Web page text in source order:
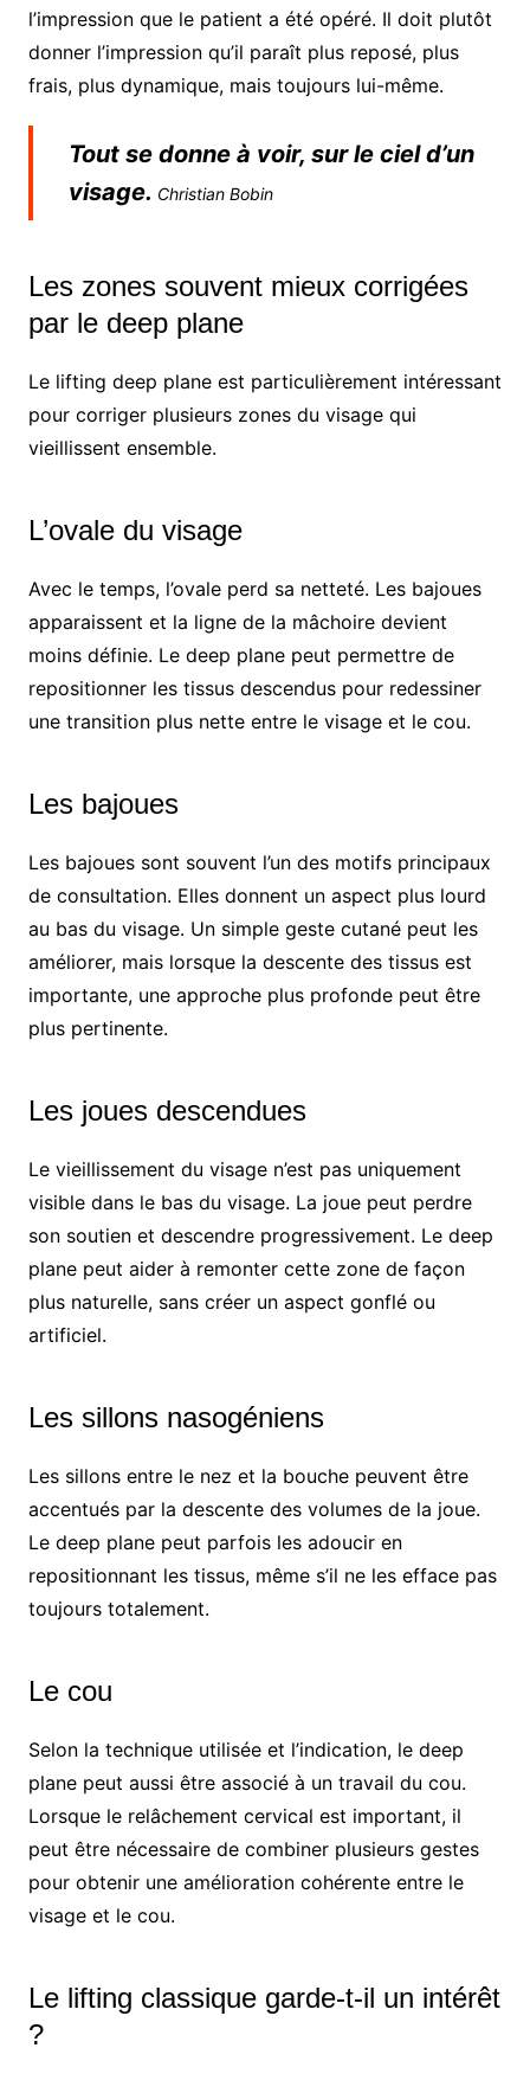
l’impression que le patient a été opéré. Il doit plutôt
donner l’impression qu’il paraît plus reposé, plus
frais, plus dynamique, mais toujours lui-même.
Tout se donne à voir, sur le ciel d’un
visage. Christian Bobin
Les zones souvent mieux corrigées
par le deep plane
Le lifting deep plane est particulièrement intéressant
pour corriger plusieurs zones du visage qui
vieillissent ensemble.
L’ovale du visage
Avec le temps, l’ovale perd sa netteté. Les bajoues
apparaissent et la ligne de la mâchoire devient
moins définie. Le deep plane peut permettre de
repositionner les tissus descendus pour redessiner
une transition plus nette entre le visage et le cou.
Les bajoues
Les bajoues sont souvent l’un des motifs principaux
de consultation. Elles donnent un aspect plus lourd
au bas du visage. Un simple geste cutané peut les
améliorer, mais lorsque la descente des tissus est
importante, une approche plus profonde peut être
plus pertinente.
Les joues descendues
Le vieillissement du visage n’est pas uniquement
visible dans le bas du visage. La joue peut perdre
son soutien et descendre progressivement. Le deep
plane peut aider à remonter cette zone de façon
plus naturelle, sans créer un aspect gonflé ou
artificiel.
Les sillons nasogéniens
Les sillons entre le nez et la bouche peuvent être
accentués par la descente des volumes de la joue.
Le deep plane peut parfois les adoucir en
repositionnant les tissus, même s’il ne les efface pas
toujours totalement.
Le cou
Selon la technique utilisée et l’indication, le deep
plane peut aussi être associé à un travail du cou.
Lorsque le relâchement cervical est important, il
peut être nécessaire de combiner plusieurs gestes
pour obtenir une amélioration cohérente entre le
visage et le cou.
Le lifting classique garde-t-il un intérêt
?